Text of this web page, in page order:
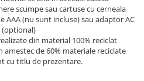
|
scumpe sau cartuse cu cerneala
AAA (nu sunt incluse) sau adaptor AC
(optional)
din material 100% reciclat
amestec de 60% materiale reciclate
cu titlu de prezentare.